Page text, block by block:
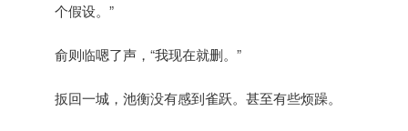
个假设。”
俞则临嗯了声，“我现在就删。”
扳回一城，池衡没有感到雀跃。甚至有些烦躁。